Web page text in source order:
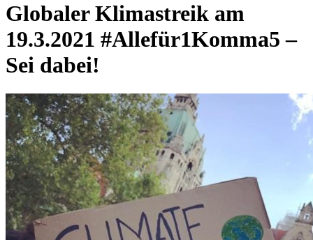
Globaler Klimastreik am
19.3.2021 #Allefür1Komma5 –
Sei dabei!